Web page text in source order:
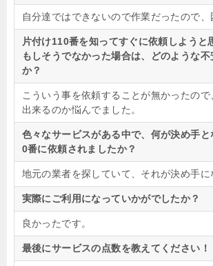
自分達ではできないので作業だったので、
片付け110番を知ってすぐに依頼しようと
もしそうでなかった場合は、どのような
か？
こういう事を依頼することが無かったの
出来るのか悩んでました。
色々なサービスがある中で、何が決め手
0番に依頼されましたか？
地元の業者を探していて、それが決め手に
実際にご利用になっていかがでしたか？
良かったです。
最後にサービスの点数を教えてください！